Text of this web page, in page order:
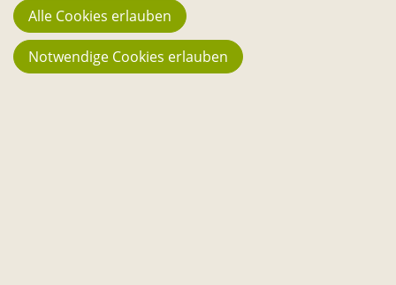
3.666 €
Stehen aktuell zur Verfügung
Alle Cookies erlauben
Notwendige Cookies erlauben